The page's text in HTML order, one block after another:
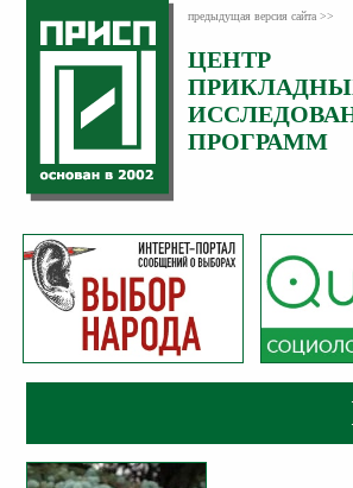
предыдущая версия сайта >>
ЦЕНТР
ПРОГРАММ
Категория:
Комментарии